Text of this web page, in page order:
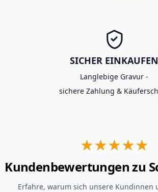
SICHER EINKAUFEN
Langlebige Gravur -
sichere Zahlung &
★★★★★
Kundenbewertungen zu
Erfahre, warum sich unsere Kundinnen